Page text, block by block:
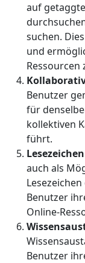
auf
suchen.
und
Ressourcen
Benutzer
für
kollektiven
führt.
auch als
Benutzer
Online-
Benutzer